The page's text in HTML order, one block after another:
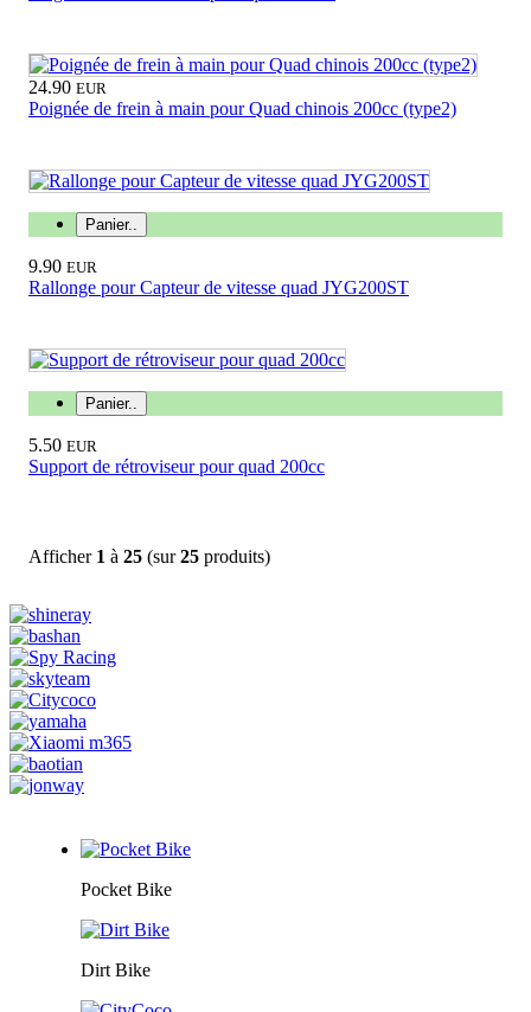
24.90 EUR
Poignée de frein à main pour Quad chinois 200cc (type2)
Panier..
9.90 EUR
Rallonge pour Capteur de vitesse quad JYG200ST
Panier..
5.50 EUR
Support de rétroviseur pour quad 200cc
Afficher 1 à 25 (sur25 produits)
Pocket Bike
Dirt Bike